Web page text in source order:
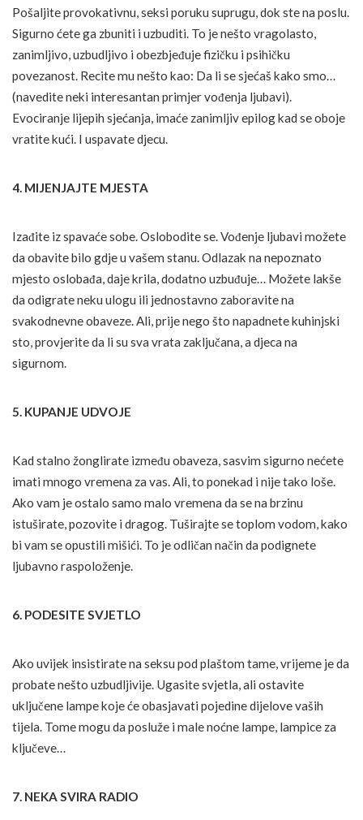
Pošaljite provokativnu, seksi poruku suprugu, dok ste na poslu.
Sigurno ćete ga zbuniti i uzbuditi. To je nešto vragolasto,
zanimljivo, uzbudljivo i obezbjeđuje fizičku i psihičku
povezanost. Recite mu nešto kao: Da li se sjećaš kako smo…
(navedite neki interesantan primjer vođenja ljubavi).
Evociranje lijepih sjećanja, imaće zanimljiv epilog kad se oboje
vratite kući. I uspavate djecu.
4. MIJENJAJTE MJESTA
Izađite iz spavaće sobe. Oslobodite se. Vođenje ljubavi možete
da obavite bilo gdje u vašem stanu. Odlazak na nepoznato
mjesto oslobađa, daje krila, dodatno uzbuđuje… Možete lakše
da odigrate neku ulogu ili jednostavno zaboravite na
svakodnevne obaveze. Ali, prije nego što napadnete kuhinjski
sto, provjerite da li su sva vrata zaključana, a djeca na
sigurnom.
5. KUPANJE UDVOJE
Kad stalno žonglirate između obaveza, sasvim sigurno nećete
imati mnogo vremena za vas. Ali, to ponekad i nije tako loše.
Ako vam je ostalo samo malo vremena da se na brzinu
istuširate, pozovite i dragog. Tuširajte se toplom vodom, kako
bi vam se opustili mišići. To je odličan način da podignete
ljubavno raspoloženje.
6. PODESITE SVJETLO
Ako uvijek insistirate na seksu pod plaštom tame, vrijeme je da
probate nešto uzbudljivije. Ugasite svjetla, ali ostavite
uključene lampe koje će obasjavati pojedine dijelove vaših
tijela. Tome mogu da posluže i male noćne lampe, lampice za
ključeve…
7. NEKA SVIRA RADIO